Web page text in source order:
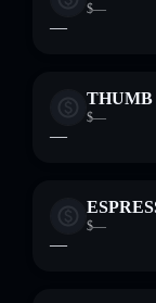
$—
—
THUMB
$—
—
$—
—